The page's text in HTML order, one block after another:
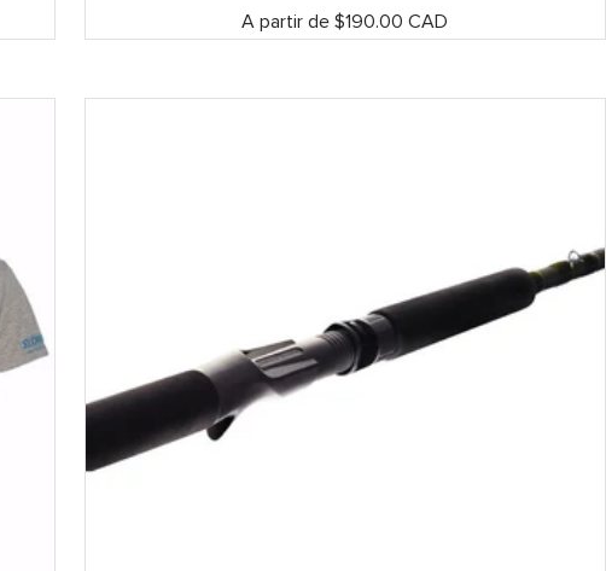
Prix
A partir de $190.00 CAD